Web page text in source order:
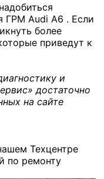
ГРМ Audi A6 . Если
более
приведут к
и
достаточно
на сайте
Техцентре
по ремонту